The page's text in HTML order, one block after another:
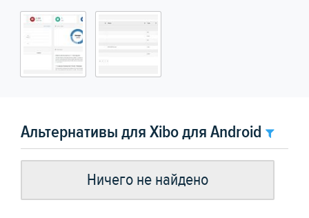
Альтернативы для Xibo для Android
Ничего не найдено